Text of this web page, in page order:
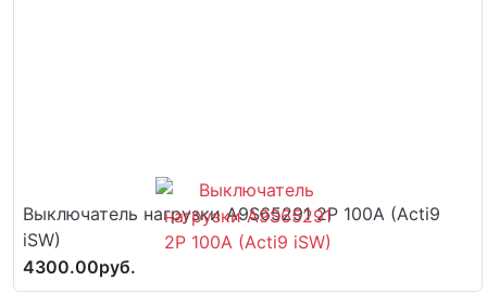
Выключатель нагрузки A9S65291 2P 100A (Acti9
iSW)
4300.00руб.